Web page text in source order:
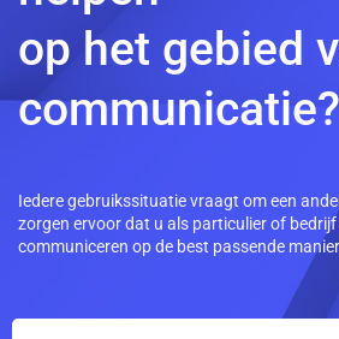
op het gebied
communicatie?
Iedere gebruikssituatie vraagt om een
zorgen ervoor dat u als particulier of
communiceren op de best passende